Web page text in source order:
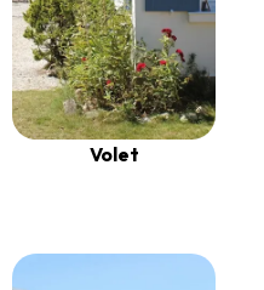
Volet